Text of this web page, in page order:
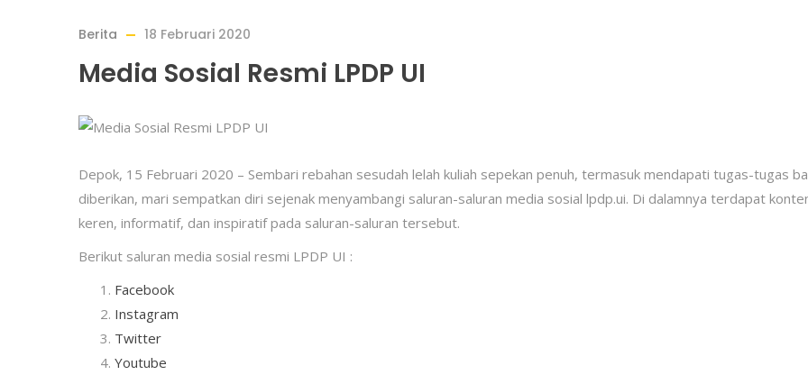
Berita 18 Februari 2020
Media Sosial Resmi LPDP UI
Depok, 15 Februari 2020 – Sembari rebahan sesudah lelah kuliah sepekan penuh, termasuk mendapati tugas-tugas
diberikan, mari sempatkan diri sejenak menyambangi saluran-saluran media sosial lpdp.ui. Di dalamnya terdapat
keren, informatif, dan inspiratif pada saluran-saluran tersebut.
Berikut saluran media sosial resmi LPDP UI :
Facebook
Instagram
Twitter
Youtube